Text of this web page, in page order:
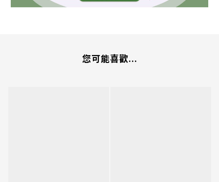
您可能喜歡...